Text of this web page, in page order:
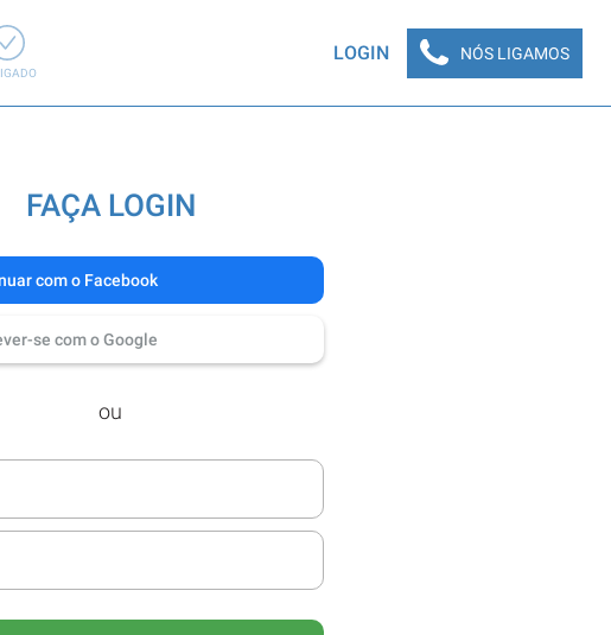
LOGIN NÓS LIGAMOS
FAÇA LOGIN
com o Facebook
se com o Google
ou